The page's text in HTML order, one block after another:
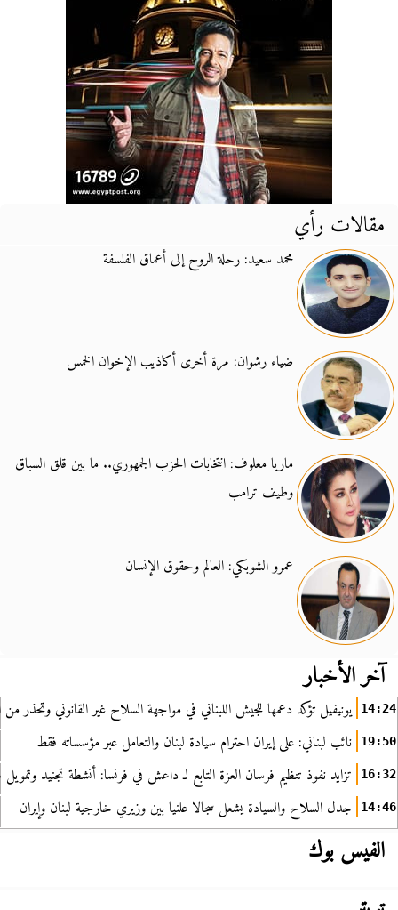
مقالات رأي
محمد سعيد: رحلة الروح إلى أعماق الفلسفة
ضياء رشوان: مرة أخرى أكاذيب الإخوان الخمس
ماريا معلوف: انتخابات الحزب الجمهوري.. ما بين قلق السباق
وطيف ترامب
عمرو الشوبكي: العالم وحقوق الإنسان
آخر الأخبار
14:24 يونيفيل تؤكد دعمها للجيش اللبناني في مواجهة السلاح غير القانوني وتحذر من
19:50 نائب لبناني: على إيران احترام سيادة لبنان والتعامل عبر مؤسساته فقط
16:32 تزايد نفوذ تنظيم فرسان العزة التابع لـ داعش في فرنسا: أنشطة تجنيد
14:46 جدل السلاح والسيادة يشعل سجالا علنيا بين وزيري خارجية لبنان وإيران
الفيس بوك